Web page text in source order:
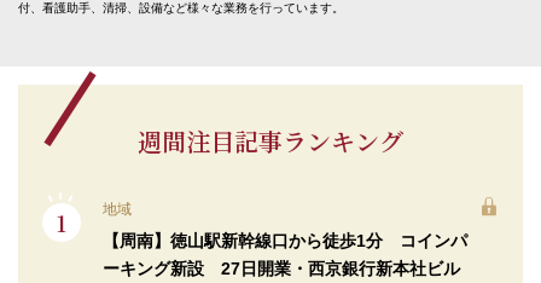
付、看護助手、清掃、設備など様々な業務を行っています。
週間注目記事ランキング
地域
【周南】徳山駅新幹線口から徒歩1分 コインパ
ーキング新設 27日開業・西京銀行新本社ビル